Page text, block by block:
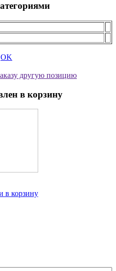
OK
другую позицию
в корзину
в корзину